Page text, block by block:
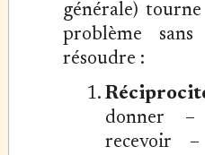
générale)
problème
résoudre :
donner –
recevoir